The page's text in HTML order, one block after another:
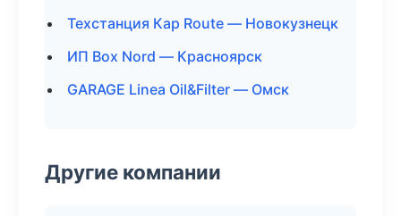
Техстанция Кар Route — Новокузнецк
ИП Box Nord — Красноярск
GARAGE Linea Oil&Filter — Омск
Другие компании